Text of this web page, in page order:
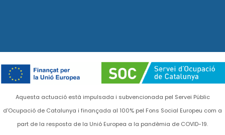
Aquesta actuació està impulsada i subvencionada pel Servei Públic
d'Ocupació de Catalunya i finançada al 100% pel Fons Social Europeu com a
part de la resposta de la Unió Europea a la pandèmia de COVID-19.